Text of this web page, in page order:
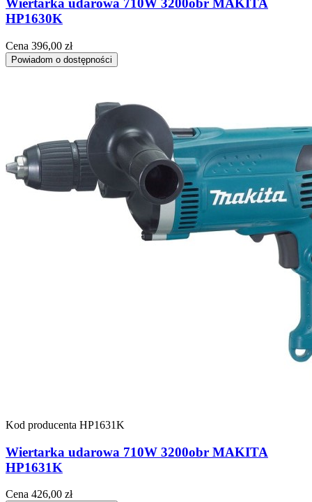
Wiertarka udarowa 710W 3200obr MAKITA
HP1630K
Cena 396,00 zł
Powiadom o dostępności
Kod producenta HP1631K
Wiertarka udarowa 710W 3200obr MAKITA
HP1631K
Cena 426,00 zł